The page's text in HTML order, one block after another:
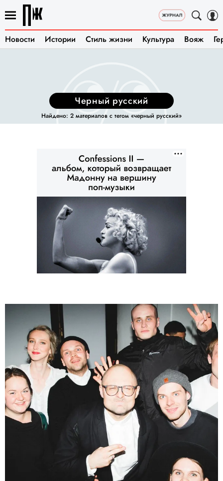
Новости Истории Стиль жизни Культура Вояж
черный русский
Найдено: 2 материалов с тегом «черный русский»